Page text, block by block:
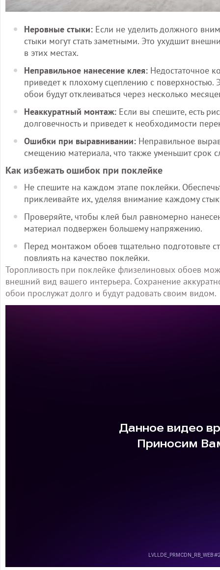
Неровные стыки: Если не уделить должного
стыки могут стать заметными. Это ухудшит
в этих местах.
Неправильное нанесение клея: Недостаточное
приведет к плохому сцеплению с поверхностью.
обои будут отклеиваться через несколько
Неаккуратный монтаж: Если вы спешите, есть
долговечность и приведет к необходимости
Ошибки при выравнивании: Неправильное
смещению материала, что также уменьшит срок
Как избежать ошибок при поклейке
Не спешите на каждом этапе поклейки.
приклеивайте их, уделяя внимание каждому
Проверяйте, чтобы клей был равномерно
материал подвержен большему напряжению.
Перед монтажом обоев тщательно подготовьте
повлиять на качество поклейки.
Торопливость при поклейке флизелиновых обоев
внешний вид вашего интерьера. Сохранение
обои прослужат долго и будут радовать своим видом.